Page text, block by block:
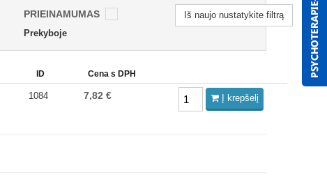
PRIEINAMUMAS
Prekyboje
Iš naujo nustatykite filtrą
ID Cena s DPH
1084 7,82 € Į krepšelį